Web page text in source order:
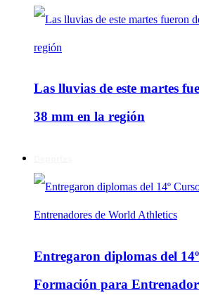
Las lluvias de este martes
38 mm en la región
Entregaron diplomas del
Formación para